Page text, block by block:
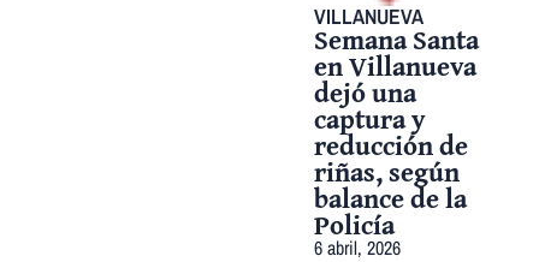
VILLANUEVA
Semana Santa
en Villanueva
dejó una
captura y
reducción de
riñas, según
balance de la
Policía
6 abril, 2026